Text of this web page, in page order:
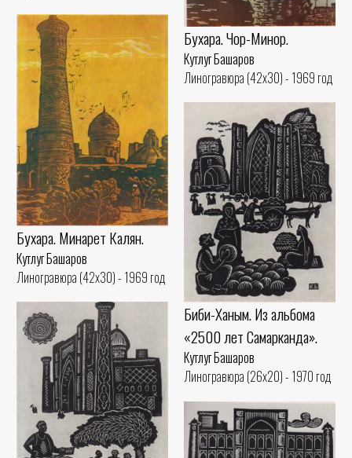
Бухара. Чор-Минор.
Кутлуг Башаров
Линогравюра (42x30) - 1969 год
Бухара. Минарет Калян.
Кутлуг Башаров
Линогравюра (42x30) - 1969 год
Биби-Ханым. Из альбома
«2500 лет Самарканда».
Кутлуг Башаров
Линогравюра (26x20) - 1970 год